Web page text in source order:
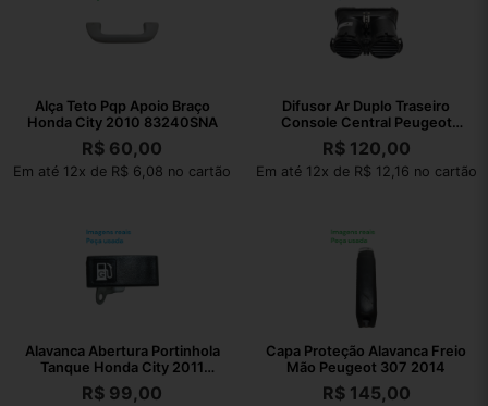
Alça Teto Pqp Apoio Braço
Honda City 2010 83240SNA
R$ 60,00
Em até 12x de R$ 6,08 no cartão
Difusor Ar Duplo Traseiro
Console Central Peugeot
308 2012
R$120,00
Em até 12x de R$ 12,16 no cartão
Alavanca Abertura Portinhola
Tanque Honda City 2011
Original
R$ 99,00
Capa Proteção Alavanca Freio
Mão Peugeot 307 2014
R$145,00